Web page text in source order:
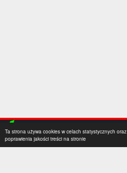
Ta strona używa cookies w celach statystycznych oraz
poprawienia jakości treści na stronie